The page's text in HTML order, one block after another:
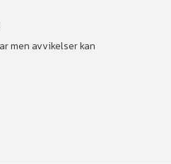
men avvikelser kan